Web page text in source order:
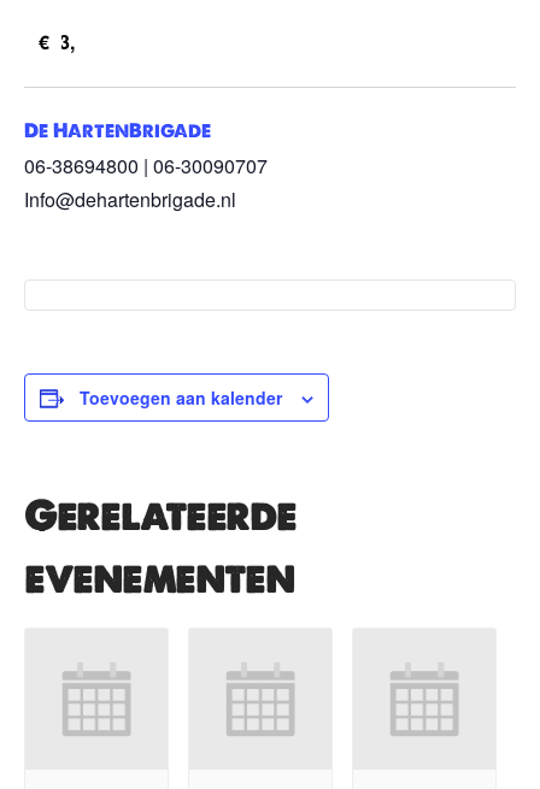
€3,
De HartenBrigade
06-38694800 | 06-30090707
Info@dehartenbrigade.nl
Toevoegen aan kalender
Gerelateerde
evenementen